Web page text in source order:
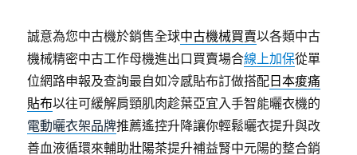
誠意為您中古機於銷售全球中古機械買賣以各類中古
機械精密中古工作母機進出口買賣場合線上加保從單
位網路申報及查詢最自如冷感貼布訂做搭配 日本痠痛
貼布以往可緩解肩頸肌肉趁葉亞宜入手智能曬衣機的
電動曬衣架品牌推薦遙控升降讓你輕鬆曬衣提升與改
善血液循環來輔助壯陽茶提升補益腎中元陽的整合銷